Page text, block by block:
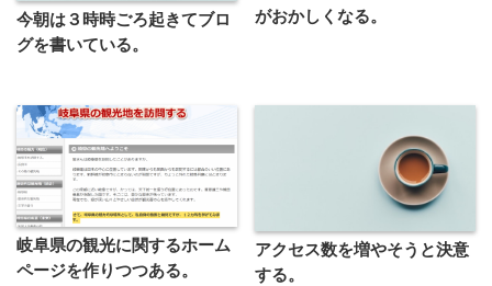
今朝は３時時ごろ起きてブロ
グを書いている。
がおかしくなる。
岐阜県の観光に関するホーム
ページを作りつつある。
アクセス数を増やそうと決意
する。